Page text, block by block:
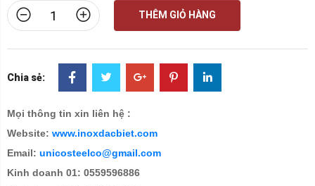
THÊM GIỎ HÀNG
Chia sẻ:
Mọi thông tin xin liên hệ :
Website: www.inoxdacbiet.com
Email: unicosteelco@gmail.com
Kinh doanh 01: 0559596886